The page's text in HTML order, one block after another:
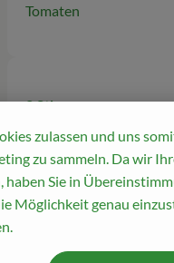
Tomaten
2 Stk
Tomaten
Du hast
zulassen und uns
zu sammeln. Da wir
Sie in
Möglichkeit genau